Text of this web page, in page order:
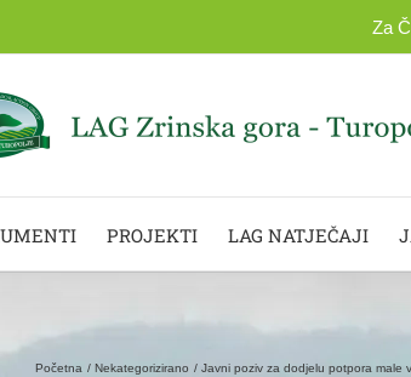
Za
PROJEKTI LAG NATJEČAJI
Početna Nekategorizirano Javni poziv za dodjelu potpora male